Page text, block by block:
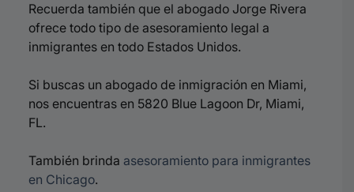
Recuerda también que el abogado Jorge Rivera
ofrece todo tipo de asesoramiento legal a
inmigrantes en todo Estados Unidos.
Si buscas un abogado de inmigración en Miami,
nos encuentras en 5820 Blue Lagoon Dr, Miami,
FL.
También brinda asesoramiento para inmigrantes
en Chicago.